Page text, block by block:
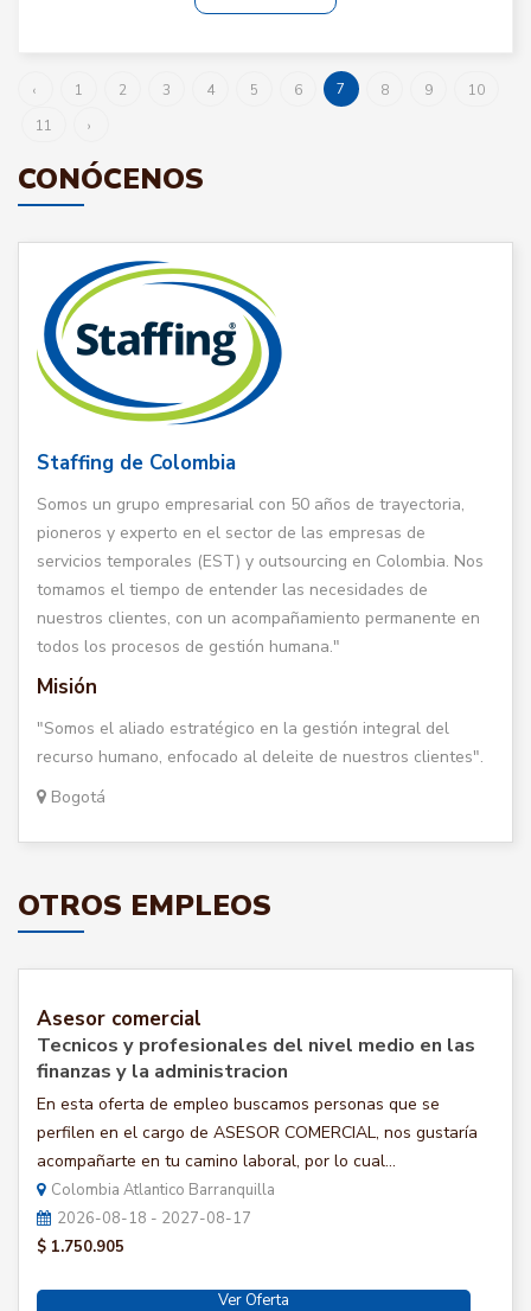
‹ 1 2 3 4 5 6 7 8 9
10
11
›
CONÓCENOS
Staffing de Colombia
Somos un grupo empresarial con 50 años de trayectoria,
pioneros y experto en el sector de las empresas de
servicios temporales (EST) y outsourcing en Colombia. Nos
tomamos el tiempo de entender las necesidades de
nuestros clientes, con un acompañamiento permanente en
todos los procesos de gestión humana."
Misión
"Somos el aliado estratégico en la gestión integral del
recurso humano, enfocado al deleite de nuestros clientes".
Bogotá
OTROS EMPLEOS
Asesor comercial
Tecnicos y profesionales del nivel medio en las
finanzas y la administracion
En esta oferta de empleo buscamos personas que se
perfilen en el cargo de ASESOR COMERCIAL, nos gustaría
acompañarte en tu camino laboral, por lo cual...
Colombia Atlantico Barranquilla
2026-08-18 - 2027-08-17
$ 1.750.905
Ver Oferta